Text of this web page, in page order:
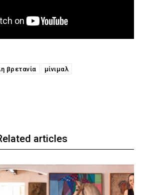
βρετανία μίνιμαλ
articles